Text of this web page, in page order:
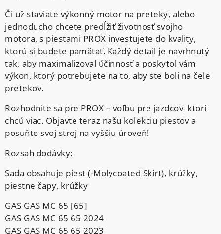
Či už staviate výkonný motor na preteky, alebo
jednoducho chcete predĺžiť životnosť svojho
motora, s piestami PROX investujete do kvality,
ktorú si budete pamätať. Každý detail je navrhnutý
tak, aby maximalizoval účinnosť a poskytol vám
výkon, ktorý potrebujete na to, aby ste boli na čele
pretekov.
Rozhodnite sa pre PROX – voľbu pre jazdcov, ktorí
chcú viac. Objavte teraz našu kolekciu piestov a
posuňte svoj stroj na vyššiu úroveň!
Rozsah dodávky:
Sada obsahuje piest (-Molycoated Skirt), krúžky,
piestne čapy, krúžky
GAS GAS MC 65 [65]
GAS GAS MC 65 65 2024
GAS GAS MC 65 65 2023